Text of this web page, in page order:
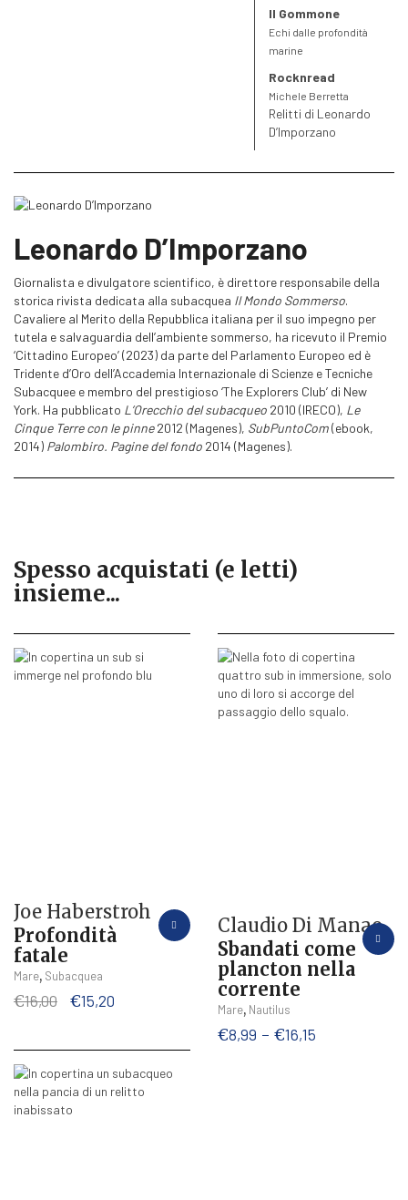
Il Gommone
Echi dalle profondità
marine
Rocknread
Michele Berretta
Relitti di Leonardo
D’Imporzano
Leonardo D’Imporzano
Giornalista e divulgatore scientifico, è direttore responsabile della
storica rivista dedicata alla subacquea Il Mondo Sommerso.
Cavaliere al Merito della Repubblica italiana per il suo impegno per
tutela e salvaguardia dell’ambiente sommerso, ha ricevuto il Premio
‘Cittadino Europeo’ (2023) da parte del Parlamento Europeo ed è
Tridente d’Oro dell’Accademia Internazionale di Scienze e Tecniche
Subacquee e membro del prestigioso ‘The Explorers Club’ di New
York. Ha pubblicato L’Orecchio del subacqueo 2010 (IRECO), Le
Cinque Terre con le pinne2012 (Magenes), SubPuntoCom(ebook,
2014) Palombiro. Pagine del fondo 2014 (Magenes).
Spesso acquistati (e letti)
insieme...
Joe Haberstroh
Profondità
fatale
Mare, Subacquea
€16,00
Il
€16,00.
€15,20
€15,20.
Claudio Di Manao
Sbandati come
plancton nella
corrente
Mare, Nautilus
prodotto
€8,99 - €16,15